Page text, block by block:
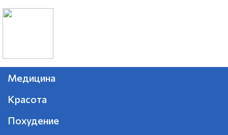
Медицина
Красота
Похудение